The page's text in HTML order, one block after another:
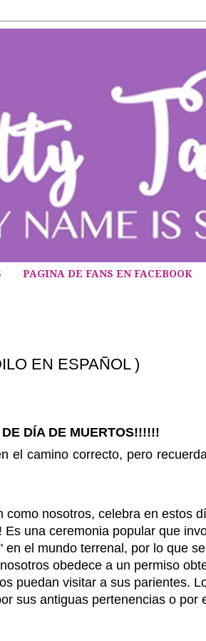
PAGINA DE FANS EN FACEBOOK
EN ESPAÑOL )
DÍA DE MUERTOS!!!!!!
el camino correcto, pero
como nosotros, celebra en estos
Es una ceremonia popular que
el mundo terrenal, por lo que
obedece a un permiso
puedan visitar a sus parientes.
sus antiguas pertenencias o por